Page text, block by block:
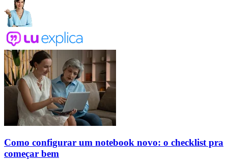
Como configurar um notebook novo: o checklist pra
começar bem